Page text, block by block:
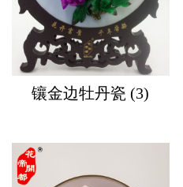
镶金边牡丹瓷 (3)